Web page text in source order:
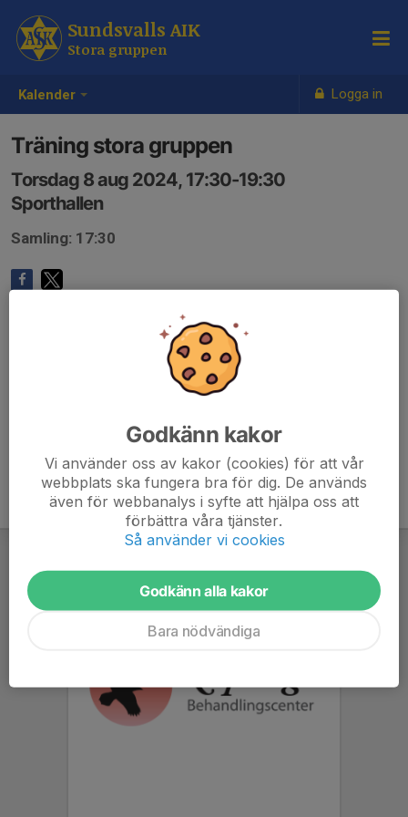
Kalender Logga in
Sundsvalls AIK
Stora gruppen
Träning stora gruppen
Torsdag 8 aug 2024, 17:30-19:30
Sporthallen
Samling: 17:30
Godkänn kakor
Vi använder oss av kakor (cookies) för att vår
webbplats ska fungera bra för dig. De används
även för webbanalys i syfte att hjälpa oss att
förbättra våra tjänster.
Så använder vi cookies
Godkänn alla kakor
Bara nödvändiga